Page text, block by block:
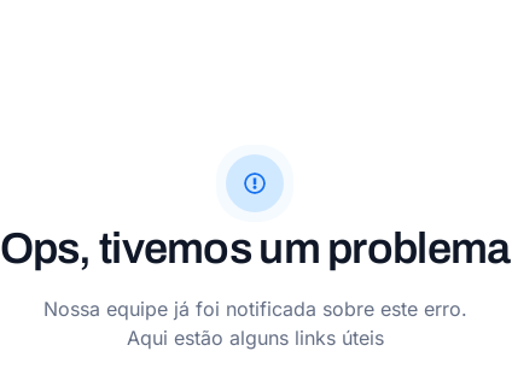
Ops, tivemos um problema
Nossa equipe já foi notificada sobre este erro.
Aqui estão alguns links úteis